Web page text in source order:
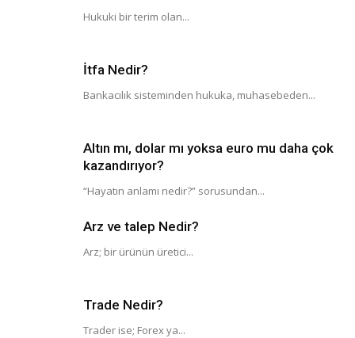
Hukuki bir terim olan...
İtfa Nedir?
Bankacılık sisteminden hukuka, muhasebeden...
Altın mı, dolar mı yoksa euro mu daha çok
kazandırıyor?
“Hayatın anlamı nedir?” sorusundan...
Arz ve talep Nedir?
Arz; bir ürünün üretici...
Trade Nedir?
Trader ise; Forex ya...